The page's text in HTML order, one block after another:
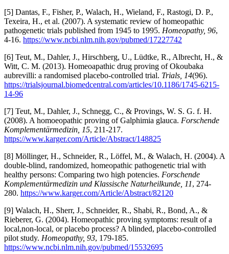
[5] Dantas, F., Fisher, P., Walach, H., Wieland, F., Rastogi, D. P.,
Texeira, H., et al. (2007). A systematic review of homeopathic
pathogenetic trials published from 1945 to 1995. Homeopathy, 96,
4-16. https://www.ncbi.nlm.nih.gov/pubmed/17227742
[6] Teut, M., Dahler, J., Hirschberg, U., Lüdtke, R., Albrecht, H., &
Witt, C. M. (2013). Homeoapathic drug proving of Okoubaka
aubrevilli: a randomised placebo-controlled trial. Trials, 14(96).
https://trialsjournal.biomedcentral.com/articles/10.1186/1745-6215-
14-96
[7] Teut, M., Dahler, J., Schnegg, C., & Provings, W. S. G. f. H.
(2008). A homoeopathic proving of Galphimia glauca. Forschende
Komplementärmedizin, 15, 211-217.
https://www.karger.com/Article/Abstract/148825
[8] Möllinger, H., Schneider, R., Löffel, M., & Walach, H. (2004). A
double-blind, randomized, homeopathic pathogenetic trial with
healthy persons: Comparing two high potencies. Forschende
Komplementärmedizin und Klassische Naturheilkunde, 11, 274-
280. https://www.karger.com/Article/Abstract/82120
[9] Walach, H., Sherr, J., Schneider, R., Shabi, R., Bond, A., &
Rieberer, G. (2004). Homeopathic proving symptoms: result of a
local,non-local, or placebo process? A blinded, placebo-controlled
pilot study. Homeopathy, 93, 179-185.
https://www.ncbi.nlm.nih.gov/pubmed/15532695